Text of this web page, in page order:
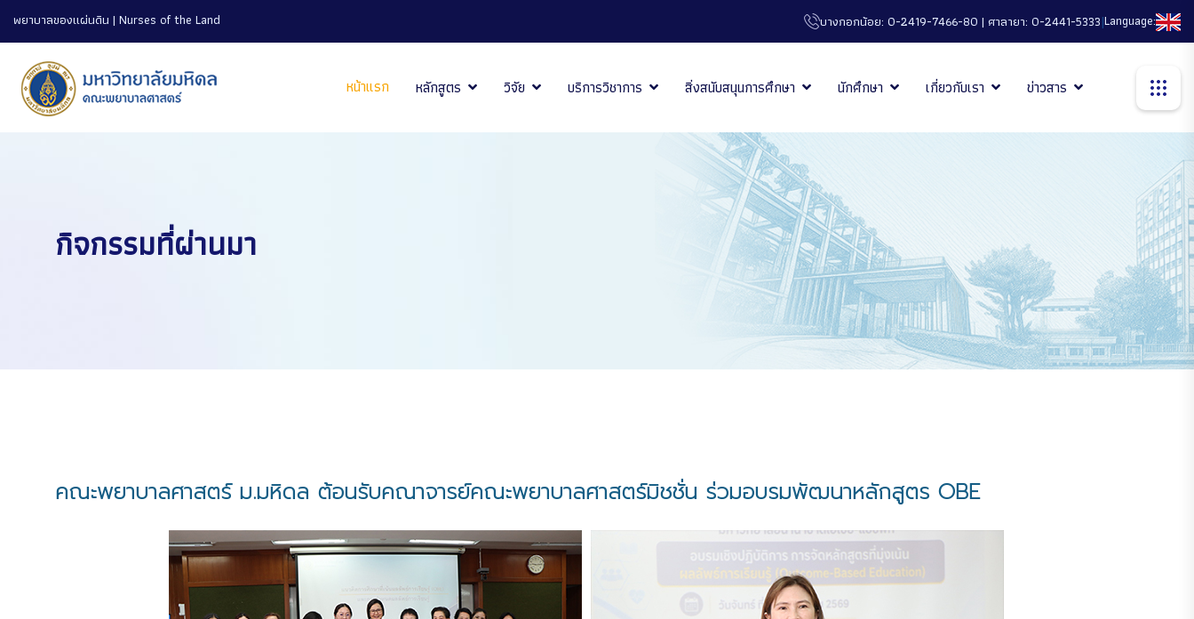
พยาบาลของแผ่นดิน | Nurses of the Land บางกอกน้อย: 0-2419-7466-80 | ศาลายา: 0-2441-5333|Language:
หน้าแรก หลักสูตร วิจัย บริการวิชาการ สิ่งสนับสนุนการศึกษา นักศึกษา เกี่ยวกับเรา ข่าวสาร
กิจกรรมที่ผ่านมา
คณะพยาบาลศาสตร์ ม.มหิดล ต้อนรับคณาจารย์คณะพยาบาลศาสตร์มิชชั่น ร่วมอบรมพัฒนาหลักสูตร OBE